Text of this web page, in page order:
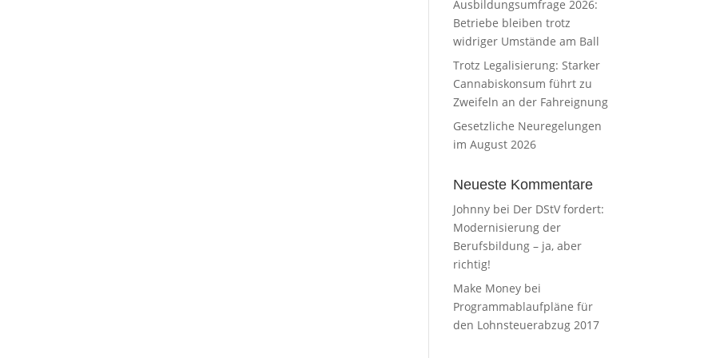
Ausbildungsumfrage 2026:
Betriebe bleiben trotz
widriger Umstände am Ball
Trotz Legalisierung: Starker
Cannabiskonsum führt zu
Zweifeln an der Fahreignung
Gesetzliche Neuregelungen
im August 2026
Neueste Kommentare
Johnny bei Der DStV fordert:
Modernisierung der
Berufsbildung – ja, aber
richtig!
Make Money bei
Programmablaufpläne für
den Lohnsteuerabzug 2017